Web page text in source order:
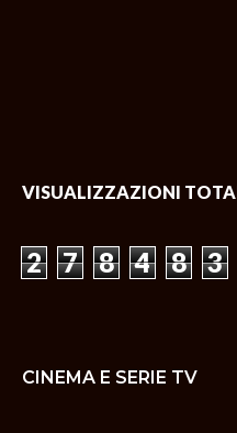
VISUALIZZAZIONI
2 7 8 4 8 3
CINEMA E SERIE TV